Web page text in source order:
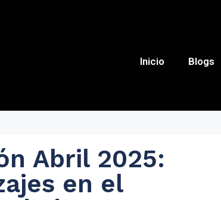
Inicio Blogs
Abril 2025:
en el